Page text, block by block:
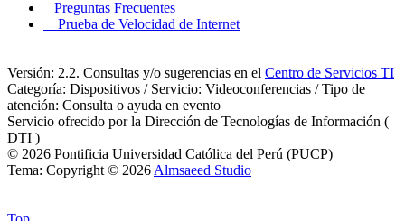
Preguntas Frecuentes
Prueba de Velocidad de Internet
Versión: 2.2. Consultas y/o sugerencias en el Centro de Servicios TI
Categoría: Dispositivos / Servicio: Videoconferencias / Tipo de
atención: Consulta o ayuda en evento
Servicio ofrecido por la Dirección de Tecnologías de Información (
DTI )
© 2026 Pontificia Universidad Católica del Perú (PUCP)
Tema: Copyright © 2026 Almsaeed Studio